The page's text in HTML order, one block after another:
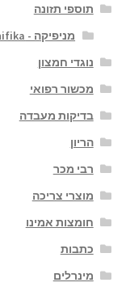
תוספי תזונה
מניפיקה - manifika
נוגדי חמצון
מכשור רפואי
בדיקות מעבדה
הריון
רבי מכר
מוצרי צריכה
חומצות אמינו
כתבות
מינרלים